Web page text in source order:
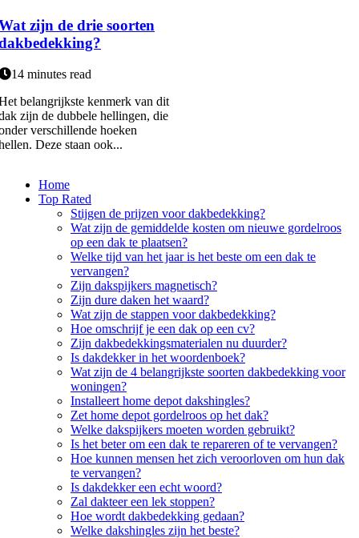
zijn de drie soorten
14 minutes read
belangrijkste kenmerk van dit
zijn de dubbele hellingen, die
verschillende hoeken
Deze staan ook...
Home
Top Rated
Stijgen de prijzen voor dakbedekking?
Wat zijn de gemiddelde kosten om nieuwe gordelroos
op een dak te plaatsen?
Welke tijd van het jaar is het beste om een dak te
vervangen?
Zijn dakspijkers magnetisch?
Zijn dure daken het waard?
Wat zijn de stappen voor dakbedekking?
Hoe omschrijf je een dak op een cv?
Zijn dakbedekkingsmaterialen nu duurder?
Is dakdekker in het woordenboek?
Wat zijn de 4 belangrijkste soorten dakbedekking voor
woningen?
Installeert home depot dakshingles?
Zet home depot gordelroos op het dak?
Welke dakspijkers moeten worden gebruikt?
Is het beter om een dak te repareren of te vervangen?
Hoe kunnen mensen het zich veroorloven om hun dak
te vervangen?
Is dakdekker een echt woord?
Zal dakteer een lek stoppen?
Hoe wordt dakbedekking gedaan?
Welke dakshingles zijn het beste?